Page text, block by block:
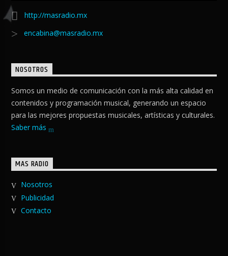
http://masradio.mx
encabina@masradio.mx
NOSOTROS
Somos un medio de comunicación con la más alta calidad en
contenidos y programación musical, generando un espacio
para las mejores propuestas musicales, artísticas y culturales.
Saber más
MAS RADIO
Nosotros
Publicidad
Contacto